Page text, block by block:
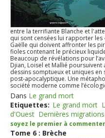
entre la terrifiante Blanche et
qui sont censées lui rapporter les
Gaëlle qui doivent affronter les
fioles contenant le précieux
Beaucoup de révélations pour
Djian, Loisel et Mallié
dessins somptueux et uniques
post-apocalyptique. Une
société moderne comme
Dans Le grand mort
Etiquettes: Le grand mort
d'Ouest Dernières migrations
soyez le premier à
Tome 6 : Brèche